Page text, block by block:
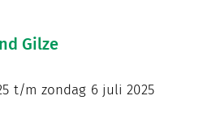
Gilze
t/m zondag 6 juli 2025